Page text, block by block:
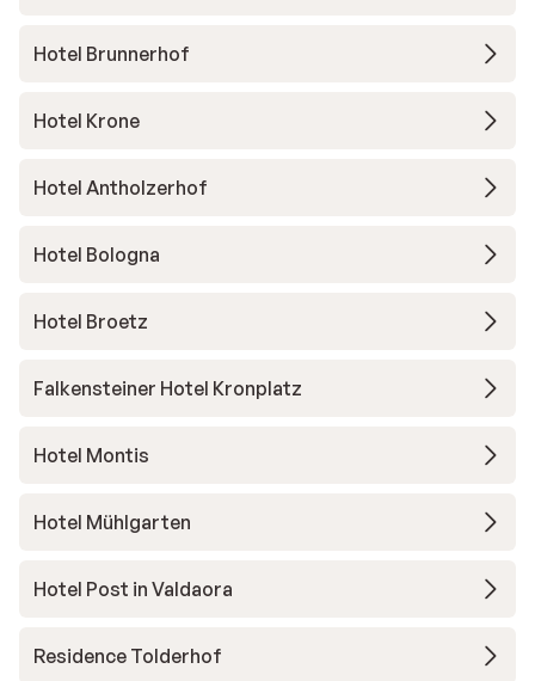
Hotel Brunnerhof
Hotel Krone
Hotel Antholzerhof
Hotel Bologna
Hotel Broetz
Falkensteiner Hotel Kronplatz
Hotel Montis
Hotel Mühlgarten
Hotel Post in Valdaora
Residence Tolderhof